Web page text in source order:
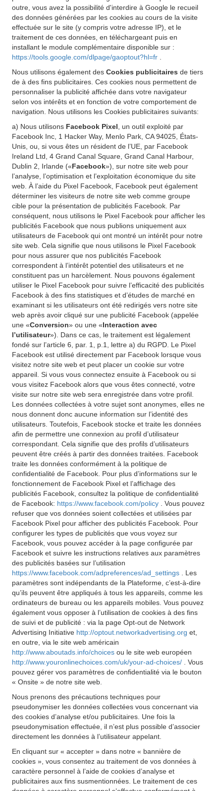
outre, vous avez la possibilité d'interdire à Google le recueil
des données générées par les cookies au cours de la visite
effectuée sur le site (y compris votre adresse IP), et le
traitement de ces données, en téléchargeant puis en
installant le module complémentaire disponible sur :
https://tools.google.com/dlpage/gaoptout?hl=fr
Nous utilisons également des Cookies publicitaires de tiers
de à des fins publicitaires. Ces cookies nous permettent de
personnaliser la publicité affichée dans votre navigateur
selon vos intérêts et en fonction de votre comportement de
navigation. Nous utilisons les Cookies publicitaires suivants:
a) Nous utilisons Facebook Pixel , un outil exploité par
Facebook Inc, 1 Hacker Way, Menlo Park, CA 94025, États-
Unis, ou, si vous êtes un résident de l’UE, par Facebook
Ireland Ltd, 4 Grand Canal Square, Grand Canal Harbour,
Dublin 2, Irlande («Facebook»), sur notre site web pour
l’analyse, l’optimisation et l’exploitation économique du site
web. À l’aide du Pixel Facebook, Facebook peut également
déterminer les visiteurs de notre site web comme groupe
cible pour la présentation de publicités Facebook. Par
conséquent, nous utilisons le Pixel Facebook pour afficher les
publicités Facebook que nous publions uniquement aux
utilisateurs de Facebook qui ont montré un intérêt pour notre
site web. Cela signifie que nous utilisons le Pixel Facebook
pour nous assurer que nos publicités Facebook
correspondent à l’intérêt potentiel des utilisateurs et ne
constituent pas un harcèlement. Nous pouvons également
utiliser le Pixel Facebook pour suivre l’efficacité des publicités
Facebook à des fins statistiques et d’études de marché en
examinant si les utilisateurs ont été redirigés vers notre site
web après avoir cliqué sur une publicité Facebook (appelée
une «Conversion» ou une «Interaction avec
l’utilisateur»). Dans ce cas, le traitement est légalement
fondé sur l’article 6, par. 1, p.1, lettre a) du RGPD. Le Pixel
Facebook est utilisé directement par Facebook lorsque vous
visitez notre site web et peut placer un cookie sur votre
appareil. Si vous vous connectez ensuite à Facebook ou si
vous visitez Facebook alors que vous êtes connecté, votre
visite sur notre site web sera enregistrée dans votre profil.
Les données collectées à votre sujet sont anonymes, elles ne
nous donnent donc aucune information sur l’identité des
utilisateurs. Toutefois, Facebook stocke et traite les données
afin de permettre une connexion au profil d’utilisateur
correspondant. Cela signifie que des profils d’utilisateurs
peuvent être créés à partir des données traitées. Facebook
traite les données conformément à la politique de
confidentialité de Facebook. Pour plus d’informations sur le
fonctionnement de Facebook Pixel et l’affichage des
publicités Facebook, consultez la politique de confidentialité
de Facebook: https://www.facebook.com/policy
. Vous pouvez
refuser que vos données soient collectées et utilisées par
Facebook Pixel pour afficher des publicités Facebook. Pour
configurer les types de publicités que vous voyez sur
Facebook, vous pouvez accéder à la page configurée par
Facebook et suivre les instructions relatives aux paramètres
des publicités basées sur l’utilisation
https://www.facebook.com/adpreferences/ad_settings
. Les
paramètres sont indépendants de la Plateforme, c’est-à-dire
qu’ils peuvent être appliqués à tous les appareils, comme les
ordinateurs de bureau ou les appareils mobiles. Vous pouvez
également vous opposer à l’utilisation de cookies à des fins
de suivi et de publicité : via la page Opt-out de Network
Advertising Initiative http://optout.networkadvertising.org et,
en outre, via le site web américain
http://www.aboutads.info/choices ou le site web européen
http://www.youronlinechoices.com/uk/your-ad-choices/
. Vous
pouvez gérer vos paramètres de confidentialité via le bouton
« Onsite » de notre site web.
Nous prenons des précautions techniques pour
pseudonymiser les données collectées vous concernant via
des cookies d’analyse et/ou publicitaires. Une fois la
pseudonymisation effectuée, il n’est plus possible d’associer
directement les données à l’utilisateur appelant.
En cliquant sur « accepter » dans notre « bannière de
cookies », vous consentez au traitement de vos données à
caractère personnel à l’aide de cookies d’analyse et
publicitaires aux fins susmentionnées. Le traitement de ces